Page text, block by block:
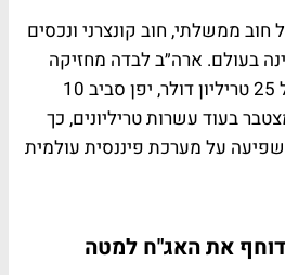
ממשלתי, חוב קונצרני ונכסים
בעולם. ארה״ב לבדה מחזיקה
אג"ח בהיקף של של מעל 25 טריליון דולר, יפן סביב 10
בעוד עשרות טריליונים, כך
על מערכת פיננסית עולמית
דוחף את האג"ח למטה